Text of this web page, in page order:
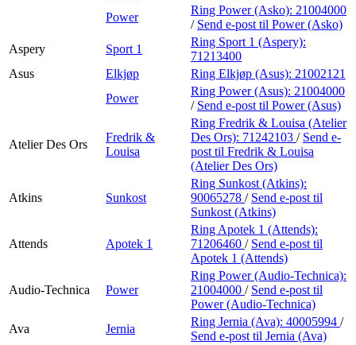
Power
Ring Power (Asko): 21004000
/ Send e-post til Power (Asko)
Aspery
Sport 1
Ring Sport 1 (Aspery):
71213400
Asus
Elkjøp Ring Elkjøp (Asus): 21002121
Power
Ring Power (Asus): 21004000
/ Send e-post til Power (Asus)
Atelier Des Ors
Fredrik &
Louisa
Ring Fredrik & Louisa (Atelier
Des Ors): 71242103 / Send e-
post til Fredrik & Louisa
(Atelier Des Ors)
Atkins Sunkost
Ring Sunkost (Atkins):
90065278 / Send e-post til
Sunkost (Atkins)
Attends Apotek 1
Ring Apotek 1 (Attends):
71206460 / Send e-post til
Apotek 1 (Attends)
Audio-Technica Power
Ring Power (Audio-Technica):
21004000 / Send e-post til
Power (Audio-Technica)
Ava
Jernia
Ring Jernia (Ava): 40005994 /
Send e-post til Jernia (Ava)